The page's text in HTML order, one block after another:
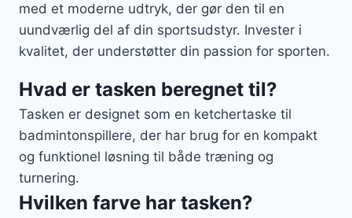
med et moderne udtryk, der gør den til en
uundværlig del af din sportsudstyr. Invester i
kvalitet, der understøtter din passion for sporten.
Hvad er tasken beregnet til?
Tasken er designet som en ketchertaske til
badmintonspillere, der har brug for en kompakt
og funktionel løsning til både træning og
turnering.
Hvilken farve har tasken?